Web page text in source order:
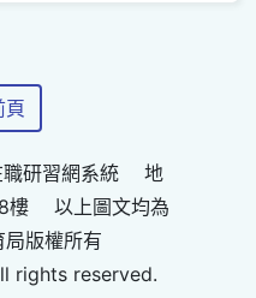
頁
職研習網系統 地
8樓 以上圖文均為
版權所有
rights reserved.